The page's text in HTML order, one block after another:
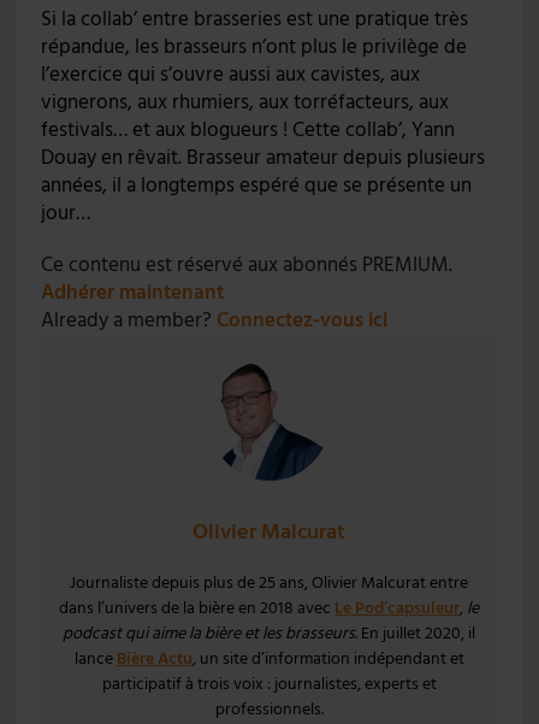
Si la collab’ entre brasseries est une pratique très
répandue, les brasseurs n’ont plus le privilège de
l’exercice qui s’ouvre aussi aux cavistes, aux
vignerons, aux rhumiers, aux torréfacteurs, aux
festivals… et aux blogueurs ! Cette collab’, Yann
Douay en rêvait. Brasseur amateur depuis plusieurs
années, il a longtemps espéré que se présente un
jour…
Ce contenu est réservé aux abonnés PREMIUM.
Adhérer maintenant
Already a member? Connectez-vous ici
Olivier Malcurat
Journaliste depuis plus de 25 ans, Olivier Malcurat entre
dans l’univers de la bière en 2018 avecLe Pod’capsuleur, le
podcast qui aime la bière et les brasseurs. En juillet 2020, il
lanceBière Actu, un site d’information indépendant et
participatif à trois voix : journalistes, experts et
professionnels.